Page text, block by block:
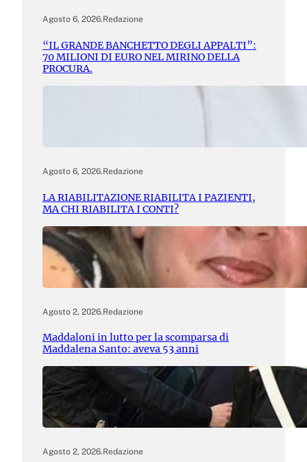
Agosto 6, 2026.Redazione
“IL GRANDE BANCHETTO DEGLI APPALTI”:
70 MILIONI DI EURO NEL MIRINO DELLA
PROCURA.
Agosto 6, 2026.Redazione
LA RIABILITAZIONE RIABILITA I PAZIENTI,
MA CHI RIABILITA I CONTI?
Agosto 2, 2026.Redazione
Maddaloni in lutto per la scomparsa di
Maddalena Santo: aveva 53 anni
Agosto 2, 2026.Redazione